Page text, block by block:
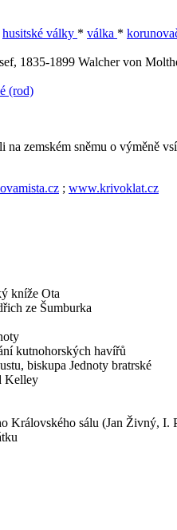
husitské války * válka *
1835-1899 Walcher von
(rod)
zemském sněmu o výměně
; www.krivoklat.cz
kníže Ota
ze Šumburka
kutnohorských havířů
biskupa Jednoty bratrské
Kelley
Královského sálu (Jan Živný,